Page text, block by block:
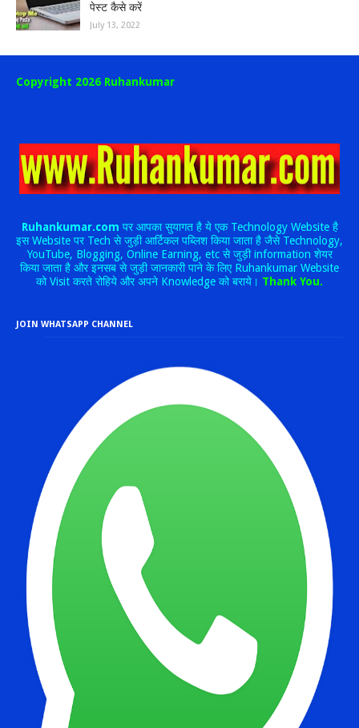
पेस्ट कैसे करें
July 13, 2022
Copyright 2026 Ruhankumar
Ruhankumar.com पर आपका सुयागत है ये एक Technology Website है
इस Website पर Tech से जुड़ी आर्टिकल पब्लिश किया जाता है जैसे Technology,
YouTube, Blogging, Online Earning, etc से जुड़ी information शेयर
किया जाता है और इनसब से जुड़ी जानकारी पाने के लिए Ruhankumar Website
को Visit करते रोहिये और अपने Knowledge को बराये। Thank You.
JOIN WHATSAPP CHANNEL